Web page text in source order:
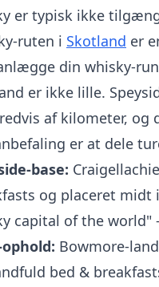
er typisk ikke
ruten i Skotland er
din whisky-
er ikke lille.
af kilometer,
er at dele
base:
og placeret midt
capital of the
Bowmore-
bed &